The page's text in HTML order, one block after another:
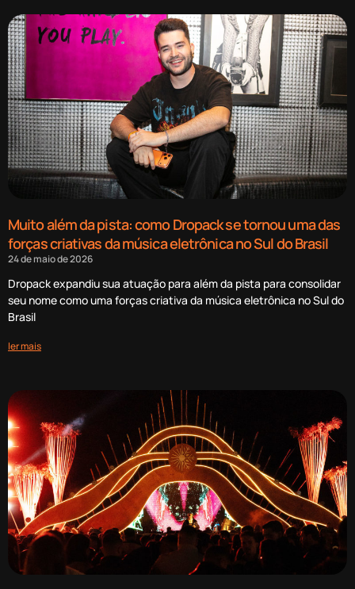
Muito além da pista: como Dropack se tornou uma das
forças criativas da música eletrônica no Sul do Brasil
24 de maio de 2026
Dropack expandiu sua atuação para além da pista para consolidar
seu nome como uma forças criativa da música eletrônica no Sul do
Brasil
ler mais